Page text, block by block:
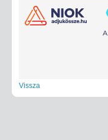
Vissza